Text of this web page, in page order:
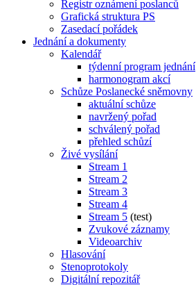
Registr oznámení poslanců
Grafická struktura PS
Zasedací pořádek
Jednání a dokumenty
Kalendář
týdenní program jednání
harmonogram akcí
Schůze Poslanecké sněmovny
aktuální schůze
navržený pořad
schválený pořad
přehled schůzí
Živé vysílání
Stream 1
Stream 2
Stream 3
Stream 4
Stream 5 (test)
Zvukové záznamy
Videoarchiv
Hlasování
Stenoprotokoly
Digitální repozitář